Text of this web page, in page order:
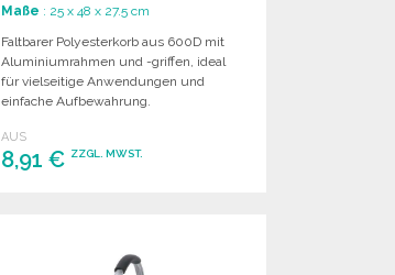
Maße : 25 x 48 x 27.5 cm
Faltbarer Polyesterkorb aus 600D mit
Aluminiumrahmen und -griffen, ideal
für vielseitige Anwendungen und
einfache Aufbewahrung.
AUS
8,91 € ZZGL. MWST.